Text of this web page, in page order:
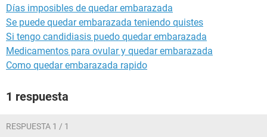
Días imposibles de quedar embarazada
Se puede quedar embarazada teniendo quistes
Si tengo candidiasis puedo quedar embarazada
Medicamentos para ovular y quedar embarazada
Como quedar embarazada rapido
1 respuesta
RESPUESTA 1 / 1